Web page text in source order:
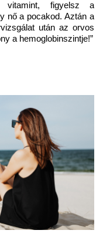
vitamint, figyelsz a
nő a pocakod. Aztán a
után az orvos
a hemoglobinszintje!”